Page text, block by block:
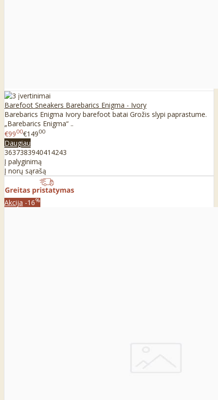
Barefoot Sneakers Barebarics Enigma - Ivory
Barebarics Enigma Ivory barefoot batai Grožis slypi paprastume.
„Barebarics Enigma“ ..
€9900€14900
Daugiau
363738394041 4243
Į palyginimą
Į norų sąrašą
Akcija -16%